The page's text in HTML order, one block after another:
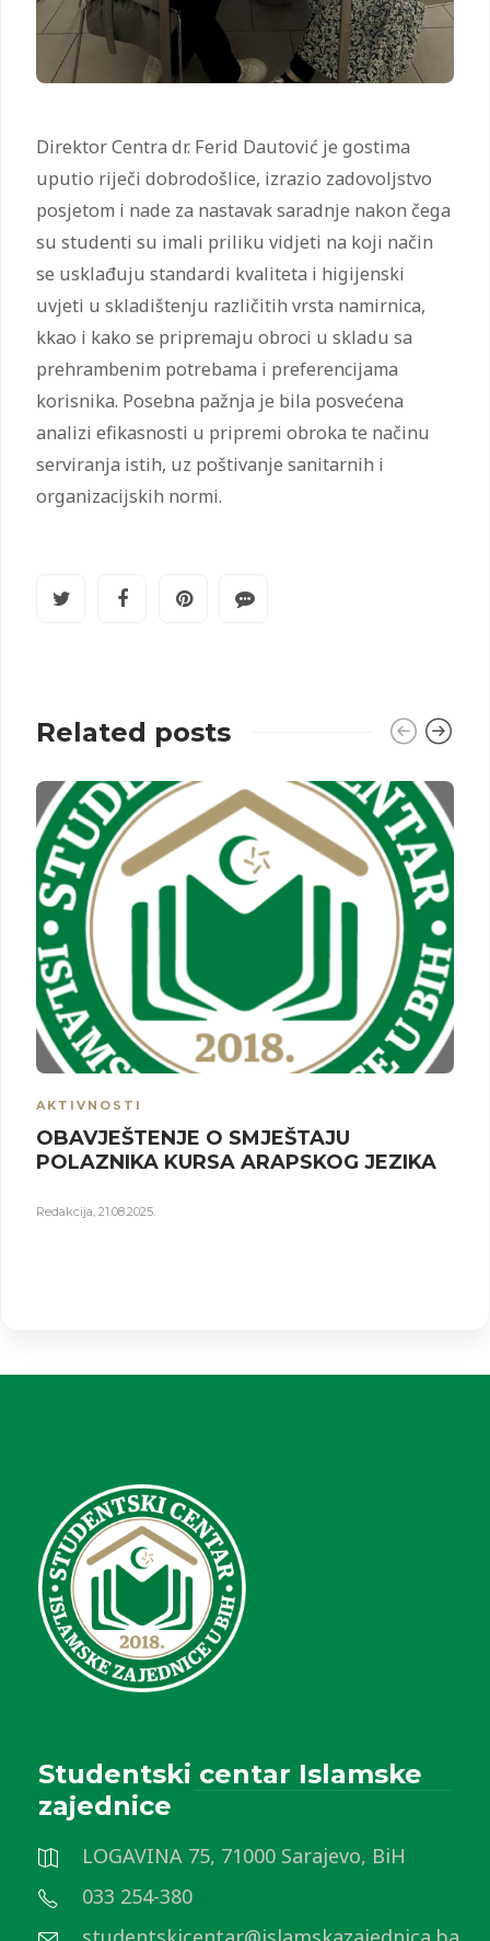
Direktor Centra dr. Ferid Dautović je gostima
uputio riječi dobrodošlice, izrazio zadovoljstvo
posjetom i nade za nastavak saradnje nakon čega
su studenti su imali priliku vidjeti na koji način
se usklađuju standardi kvaliteta i higijenski
uvjeti u skladištenju različitih vrsta namirnica,
kkao i kako se pripremaju obroci u skladu sa
prehrambenim potrebama i preferencijama
korisnika. Posebna pažnja je bila posvećena
analizi efikasnosti u pripremi obroka te načinu
serviranja istih, uz poštivanje sanitarnih i
organizacijskih normi.
Related posts
AKTIVNOSTI
OBAVJEŠTENJE O SMJEŠTAJU
POLAZNIKA KURSA ARAPSKOG JEZIKA
Redakcija, 21.08.2025.
Studentski centar Islamske
zajednice
LOGAVINA 75, 71000 Sarajevo, BiH
033 254-380